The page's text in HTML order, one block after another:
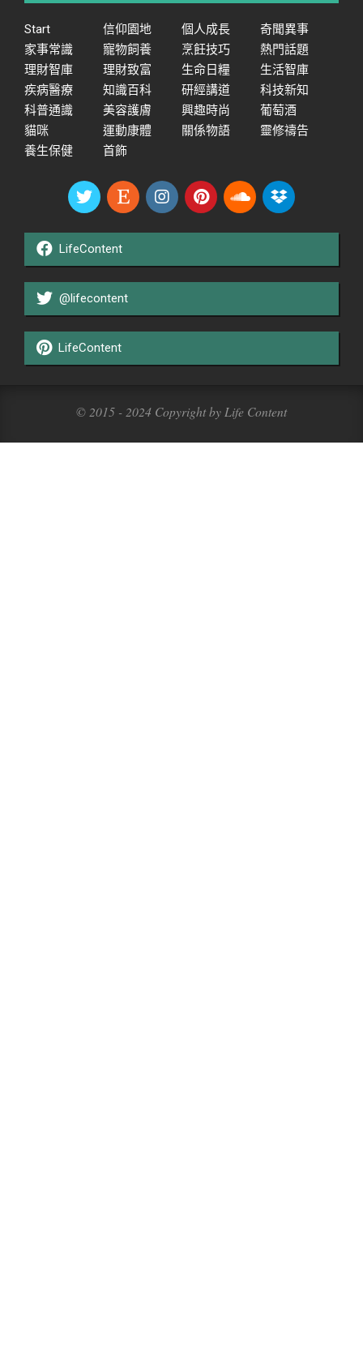
Start 信仰園地 個人成長
奇聞異事
家事常識
寵物飼養 烹飪技巧
熱門話題
理財智庫
理財致富 生命日糧
生活智庫
疾病醫療
知識百科 研經講道
科技新知
科普通識
美容護膚 興趣時尚
葡萄酒
貓咪
運動康體 關係物語
靈修禱告
養生保健
首飾
LifeContent
@lifecontent
LifeContent
© 2015 - 2024 Copyright by Life Content